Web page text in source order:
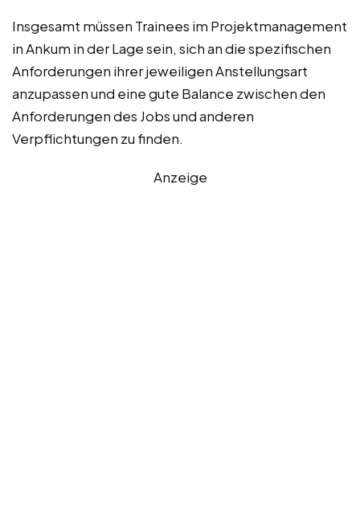
Insgesamt müssen Trainees im Projektmanagement
in Ankum in der Lage sein, sich an die spezifischen
Anforderungen ihrer jeweiligen Anstellungsart
anzupassen und eine gute Balance zwischen den
Anforderungen des Jobs und anderen
Verpflichtungen zu finden.
Anzeige